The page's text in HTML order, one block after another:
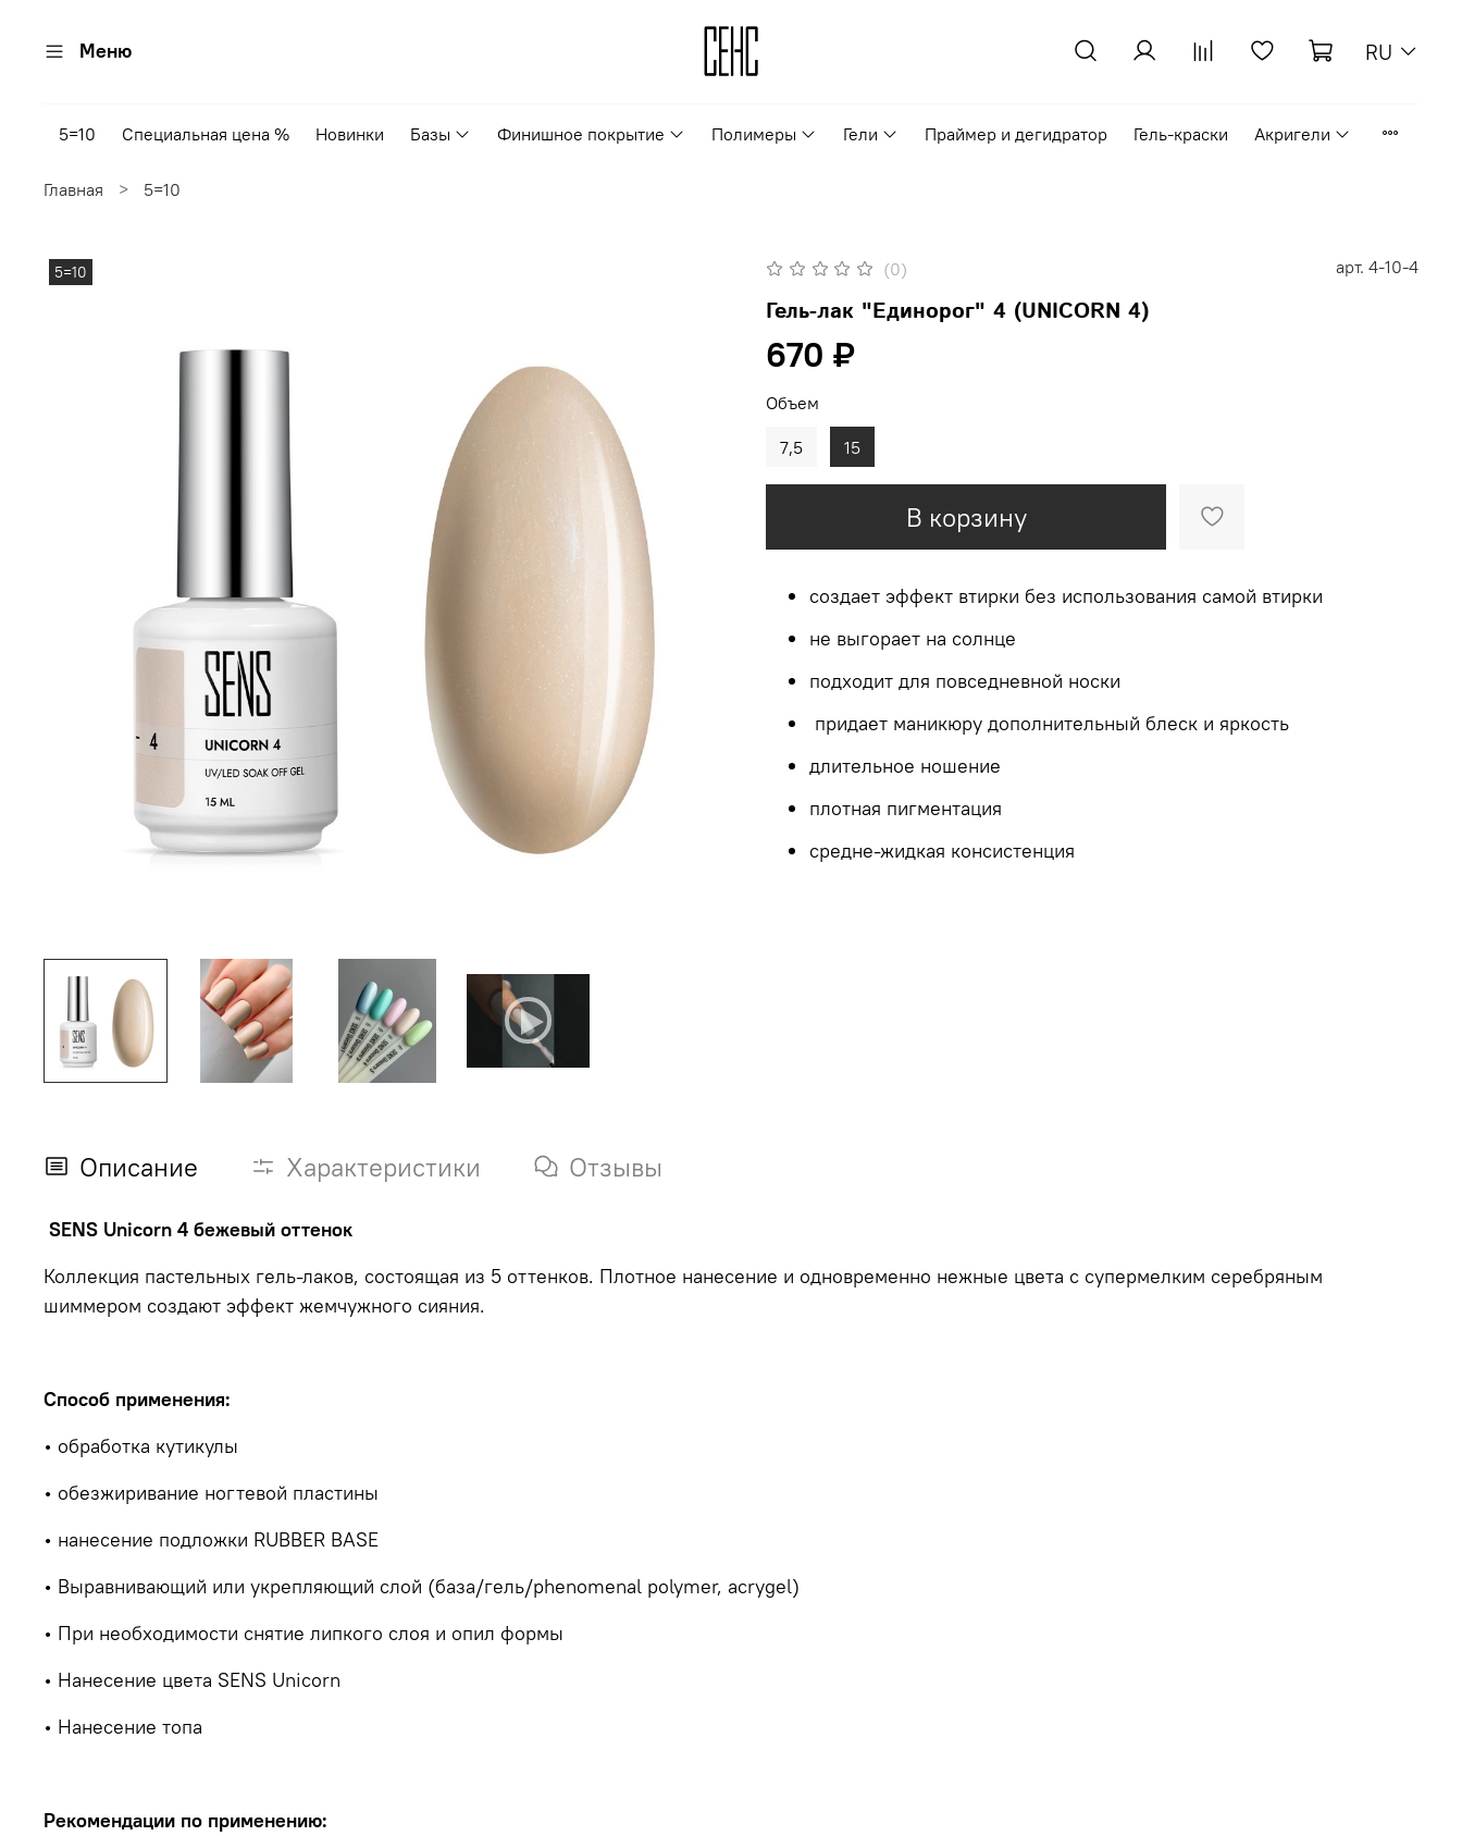
Меню RU
5=10 Специальная цена % Новинки Базы Финишное покрытие Полимеры Гели Праймер и дегидратор Гель-краски Акригели
Главная 5=10
5=10 (0) арт. 4-10-4
Гель-лак "Единорог" 4 (UNICORN 4)
670 ₽
В корзину
Объем
7,5 15
создает эффект втирки без использования самой втирки
не выгорает на солнце
подходит для повседневной носки
придает маникюру дополнительный блеск и яркость
длительное ношение
плотная пигментация
средне-жидкая консистенция
Описание Характеристики Отзывы
SENS Unicorn 4 бежевый оттенок
Коллекция пастельных гель-лаков, состоящая из 5 оттенков. Плотное нанесение и одновременно нежные цвета с супермелким серебряным
шиммером создают эффект жемчужного сияния.
Способ применения:
• обработка кутикулы
• обезжиривание ногтевой пластины
• нанесение подложки RUBBER BASE
• Выравнивающий или укрепляющий слой (база/гель/phenomenal polymer, acrygel)
• При необходимости снятие липкого слоя и опил формы
• Нанесение цвета SENS Unicorn
• Нанесение топа
Рекомендации по применению: